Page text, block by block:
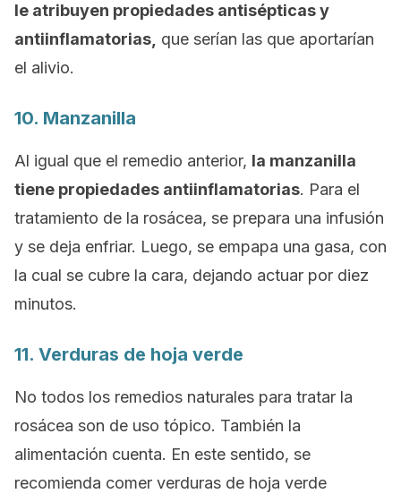
le atribuyen propiedades antisépticas y
antiinflamatorias, que serían las que aportarían
el alivio.
10. Manzanilla
Al igual que el remedio anterior, la manzanilla
tiene propiedades antiinflamatorias. Para el
tratamiento de la rosácea, se prepara una infusión
y se deja enfriar. Luego, se empapa una gasa, con
la cual se cubre la cara, dejando actuar por diez
minutos.
11. Verduras de hoja verde
No todos los remedios naturales para tratar la
rosácea son de uso tópico. También la
alimentación cuenta. En este sentido, se
recomienda comer verduras de hoja verde